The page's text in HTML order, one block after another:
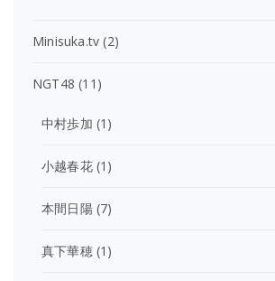
Minisuka.tv (2)
NGT48 (11)
中村歩加 (1)
小越春花(1)
本間日陽(7)
真下華穂(1)